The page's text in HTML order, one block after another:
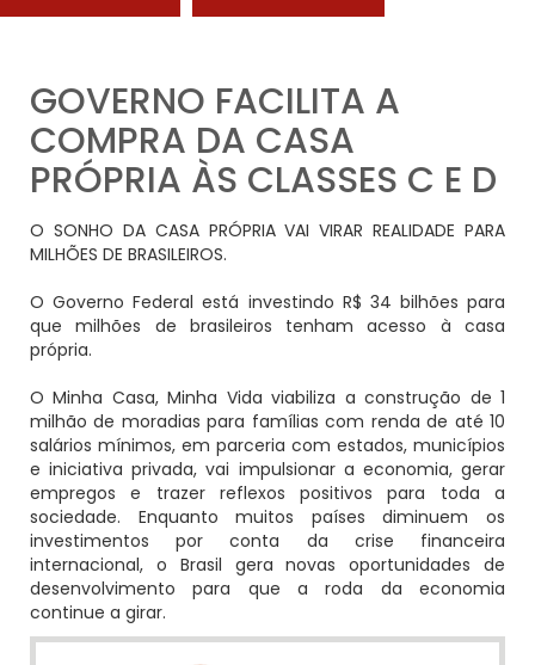
GOVERNO FACILITA A
COMPRA DA CASA
PRÓPRIA ÀS CLASSES C E D
O SONHO DA CASA PRÓPRIA VAI VIRAR REALIDADE PARA
MILHÕES DE BRASILEIROS.
O Governo Federal está investindo R$ 34 bilhões para
que milhões de brasileiros tenham acesso à casa
própria.
O Minha Casa, Minha Vida viabiliza a construção de 1
milhão de moradias para famílias com renda de até 10
salários mínimos, em parceria com estados, municípios
e iniciativa privada, vai impulsionar a economia, gerar
empregos e trazer reflexos positivos para toda a
sociedade. Enquanto muitos países diminuem os
investimentos por conta da crise financeira
internacional, o Brasil gera novas oportunidades de
desenvolvimento para que a roda da economia
continue a girar.